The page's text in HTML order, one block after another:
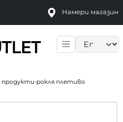
Намери магазин
продукти›рокля плетиво